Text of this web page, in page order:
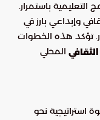
التعليمية باستمرار.
وإبداعي بارز في
تؤكد هذه الخطوات
المحلي
استراتيجية نحو